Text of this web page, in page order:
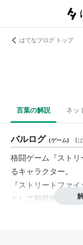
はてなブログ トップ
言葉の解説 ネッ
バルログ (ゲーム) 【
格闘ゲーム『スト
るキャラクター。
『ストリートファイ
として初登場。「